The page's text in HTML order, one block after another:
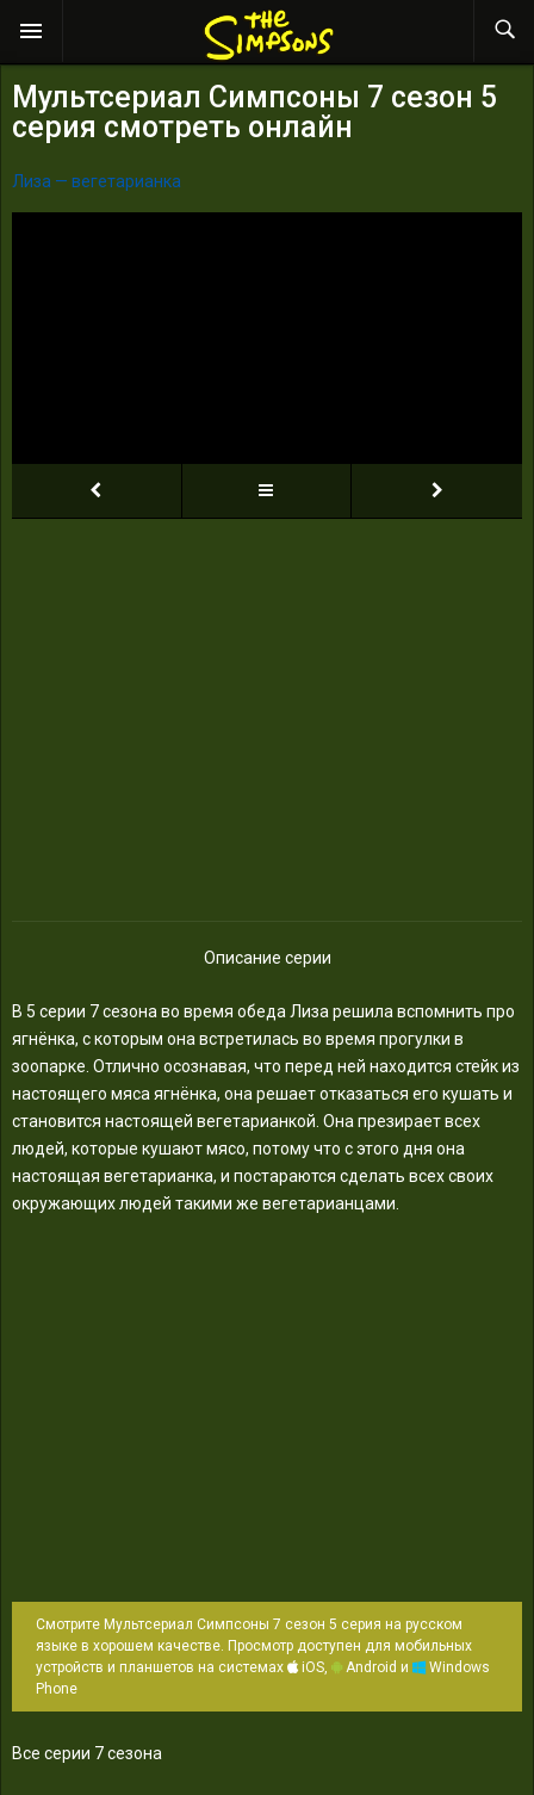
Мультсериал Симпсоны 7 сезон 5
серия смотреть онлайн
Лиза — вегетарианка
Описание серии
В 5 серии 7 сезона во время обеда Лиза решила вспомнить про
ягнёнка, с которым она встретилась во время прогулки в
зоопарке. Отлично осознавая, что перед ней находится стейк из
настоящего мяса ягнёнка, она решает отказаться его кушать и
становится настоящей вегетарианкой. Она презирает всех
людей, которые кушают мясо, потому что с этого дня она
настоящая вегетарианка, и постараются сделать всех своих
окружающих людей такими же вегетарианцами.
Смотрите Мультсериал Симпсоны 7 сезон 5 серия на русском
языке в хорошем качестве. Просмотр доступен для мобильных
устройств и планшетов на системах
iOS, Android и
Windows
Phone
Все серии 7 сезона